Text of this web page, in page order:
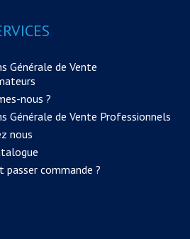
Générale de Vente
nous ?
Générale de Vente Professionnels
nous
passer commande ?